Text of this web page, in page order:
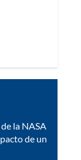
la NASA
de un